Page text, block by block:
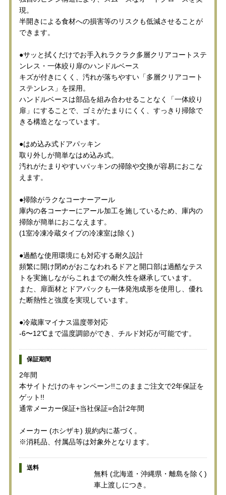
現。
半開きによる食材への損害等のリスクも低減させることが
できます。
●サッと拭くだけでお手入れラクラク多層クリアコートステ
ンレス・一体絞り扉のハンドルベース
キズが付きにくく、汚れが落ちやすい「多層クリアコート
ステンレス」を採用。
ハンドルベースは部品を組み合わせることなく「一体絞り
扉」にすることで、ゴミがたまりにくく、すっきり掃除で
きる構造となっています。
●はめ込み式ドアパッキン
取り外しが簡単なはめ込み式。
汚れがたまりやすいパッキンの掃除や交換が容易におこな
えます。
●掃除がラクなコーナーアール
庫内の各コーナーにアール加工を施しているため、庫内の
掃除が簡単におこなえます。
(1室冷凍冷蔵タイプの冷凍室は除く)
●過酷な使用環境にも対応する耐久設計
頻繁に開け閉めがおこなわれるドアと開口部は過酷なテス
トを実施しながらこれまでの耐久性を継承しています。
また、扉面材とドアパックも一体発泡成形を使用し、優れ
た断熱性と強度を実現しています。
●冷蔵庫マイナス温度帯対応
-6〜12℃まで温度調節ができ、チルド対応が可能です。
保証期間
2年間
本サイトだけのキャンペーン!!このままご注文で2年保証を
ゲット!!
通常メーカー保証+当社保証=合計2年間
メーカー (ホシザキ) 規約内に基づく。
※消耗品、付属品等は対象外となります。
送料
無料 (北海道・沖縄県・離島を除く)
車上渡しにつき。